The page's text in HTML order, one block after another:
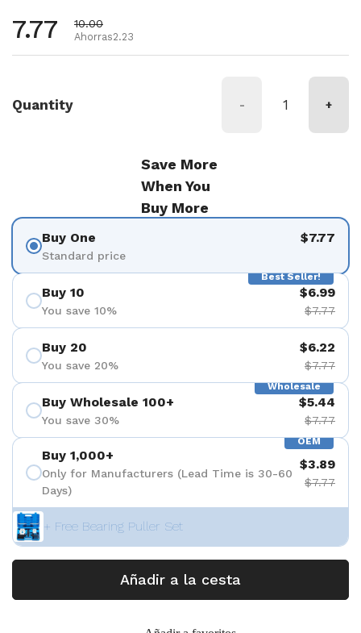
Precio habitual
7.77 Precio de oferta
10.00
Ahorras2.23
Quantity - +
Save More
When You
Buy More
Buy One
Standard price
$7.77
Best Seller!
Buy 10
You save 10%
$6.99
$7.77
Buy 20
You save 20%
$6.22
$7.77
Wholesale
Buy Wholesale 100+
You save 30%
$5.44
$7.77
OEM
Buy 1,000+
Only for Manufacturers (Lead Time is 30-60
Days)
$3.89
$7.77
+ Free Bearing Puller Set
Añadir a la cesta